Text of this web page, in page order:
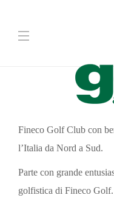
Fineco Golf Club con
l’Italia da Nord a Sud.
Parte con grande
golfistica di Fineco Golf.